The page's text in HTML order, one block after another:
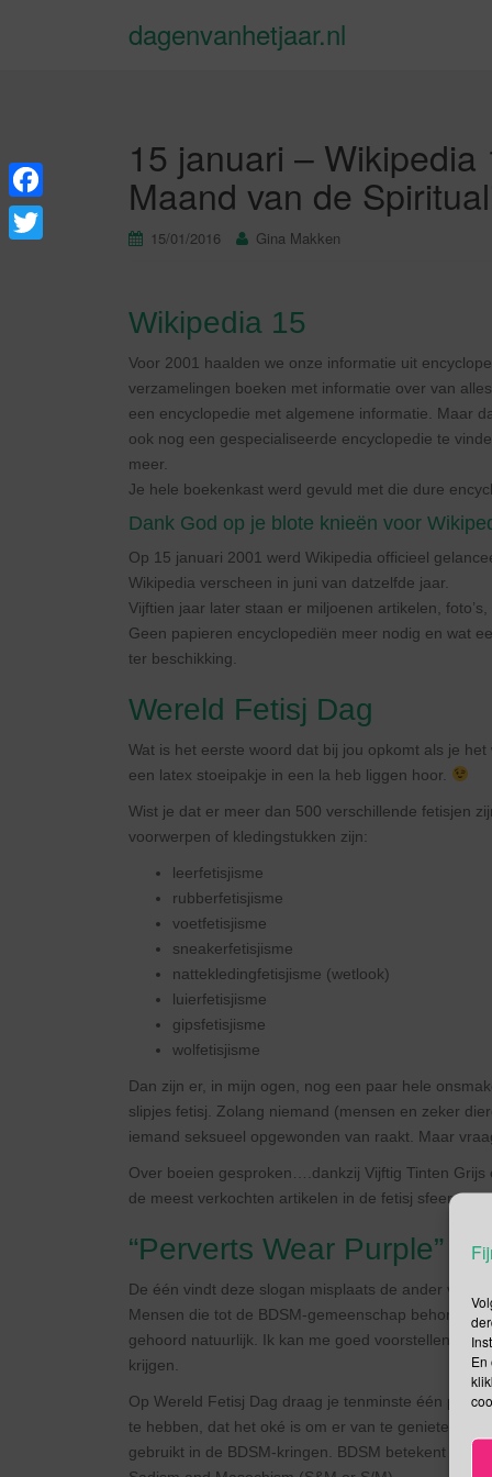
En
dagenvanhetjaar.nl
15 januari –
Maand van de
15/01/2016 Gina Makken
Wikipedia 15
Voor 2001 haalden we onze informatie uit
verzamelingen boeken met informatie over van
een encyclopedie met algemene informatie. Maar
ook nog een gespecialiseerde encyclopedie te
meer.
Je hele boekenkast werd gevuld met die dure
Dank God op je blote knieën voor
Op 15 januari 2001 werd Wikipedia officieel
Wikipedia verscheen in juni van datzelfde jaar.
Vijftien jaar later staan er miljoenen artikelen,
Geen papieren encyclopediën meer nodig en wat
ter beschikking.
Wereld Fetisj Dag
Wat is het eerste woord dat bij jou opkomt als je
een latex stoeipakje in een la heb liggen hoor.
Wist je dat er meer dan 500 verschillende fetisjen
voorwerpen of kledingstukken zijn:
leerfetisjisme
rubberfetisjisme
voetfetisjisme
sneakerfetisjisme
nattekledingfetisjisme (wetlook)
luierfetisjisme
gipsfetisjisme
wolfetisjisme
Dan zijn er, in mijn ogen, nog een paar hele
slipjes fetisj. Zolang niemand (mensen en zeker
iemand seksueel opgewonden van raakt. Maar
Over boeien gesproken….dankzij Vijftig Tinten
de meest verkochten artikelen in de fetisj sfeer.
“Perverts Wear Purple”
De één vindt deze slogan misplaats de ander vindt
Mensen die tot de BDSM-gemeenschap behoren
gehoord natuurlijk. Ik kan me goed voorstellen dat
krijgen.
Op Wereld Fetisj Dag draag je tenminste één
te hebben, dat het oké is om er van te genieten.
gebruikt in de BDSM-kringen. BDSM betekent
F